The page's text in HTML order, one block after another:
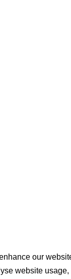
our
website usage,
ンド
ー
ルキット